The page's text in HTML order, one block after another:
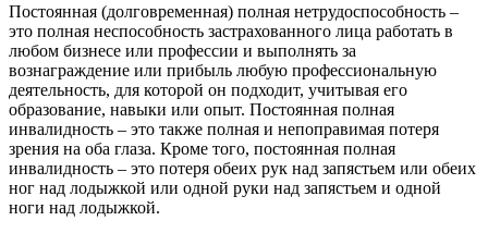
Постоянная (долговременная) полная нетрудоспособность –
это полная неспособность застрахованного лица работать в
любом бизнесе или профессии и выполнять за
вознаграждение или прибыль любую профессиональную
деятельность, для которой он подходит, учитывая его
образование, навыки или опыт. Постоянная полная
инвалидность – это также полная и непоправимая потеря
зрения на оба глаза. Кроме того, постоянная полная
инвалидность – это потеря обеих рук над запястьем или обеих
ног над лодыжкой или одной руки над запястьем и одной
ноги над лодыжкой.